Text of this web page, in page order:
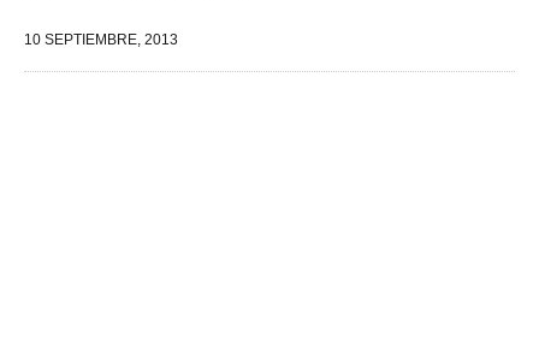
10 SEPTIEMBRE, 2013